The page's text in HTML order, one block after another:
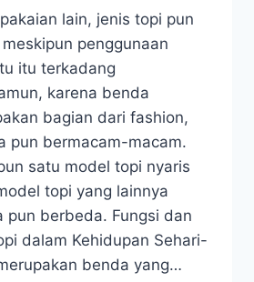
lain, jenis topi pun
penggunaan
itu terkadang
karena benda
bagian dari fashion,
pun bermacam-macam.
satu model topi nyaris
topi yang lainnya
pun berbeda. Fungsi dan
dalam Kehidupan Sehari-
benda yang…